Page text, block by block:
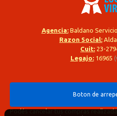
Agencia:Baldano
Razon Social:
Cuit: 23-
Legajo:16965
Boton de
Podés cancelar tus compras